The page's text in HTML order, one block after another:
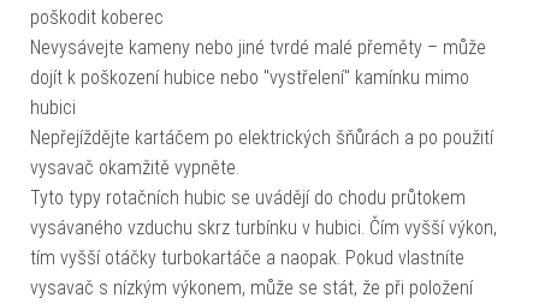
poškodit koberec
Nevysávejte kameny nebo jiné tvrdé malé přeměty – může
dojít k poškození hubice nebo "vystřelení" kamínku mimo
hubici
Nepřejíždějte kartáčem po elektrických šňůrách a po použití
vysavač okamžitě vypněte.
Tyto typy rotačních hubic se uvádějí do chodu průtokem
vysávaného vzduchu skrz turbínku v hubici. Čím vyšší výkon,
tím vyšší otáčky turbokartáče a naopak. Pokud vlastníte
vysavač s nízkým výkonem, může se stát, že při položení